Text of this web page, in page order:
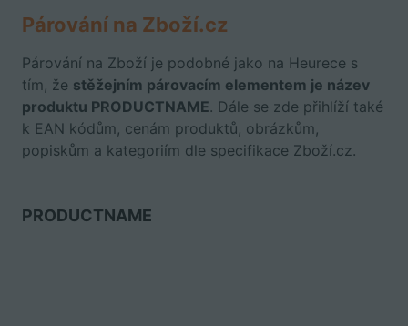
Párování na Zboží.cz
Párování na Zboží je podobné jako na Heurece s
tím, že stěžejním párovacím elementem je název
produktu PRODUCTNAME. Dále se zde přihlíží také
k EAN kódům, cenám produktů, obrázkům,
popiskům a kategoriím dle specifikace Zboží.cz.
PRODUCTNAME